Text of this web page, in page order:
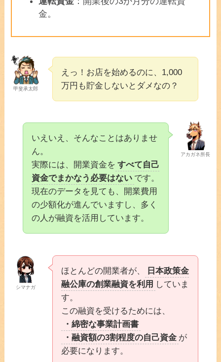
金。
甲斐承太郎
えっ！お店を始めるのに、1,000
万円も貯金しないとダメなの？
アカガネ所長
いえいえ、そんなことはありませ
ん。
実際には、開業資金を すべて自己
資金でまかなう必要はない です。
現在のデータを見ても、開業費用
の少額化が進んでいますし、多く
の人が融資を活用しています。
シマナガ
ほとんどの開業者が、
日本政策金
融公庫の創業融資を利用 していま
す。
この融資を受けるためには、
・綿密な事業計画書
・融資額の3割程度の自己資金 が
必要になります。